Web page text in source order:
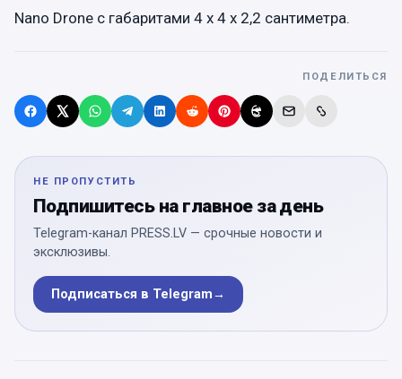
Nano Drone с габаритами 4 х 4 х 2,2 сантиметра.
ПОДЕЛИТЬСЯ
НЕ ПРОПУСТИТЬ
Подпишитесь на главное за день
Telegram-канал PRESS.LV — срочные новости и
эксклюзивы.
Подписаться в Telegram→